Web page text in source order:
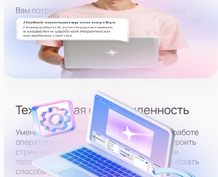
Вам потребуется место, где есть компьютер и
интернет, позволяющие удалённо подключиться к
ПК модели и зайти на вебкам-сайты.
Техническая осведомленность
Умение быстро разбираться в ПК — плюс в работе
оператора. Нужно будет понимать, как настроить
стрим на сайте, подключить веб-камеру или
телефон, а в случае проблем уметь быстро искать
способы решения.